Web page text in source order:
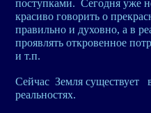
поступками. Сегодня уже
красиво говорить о
правильно и духовно, а в
проявлять откровенное
и т.п.
Сейчас Земля существует
реальностях.